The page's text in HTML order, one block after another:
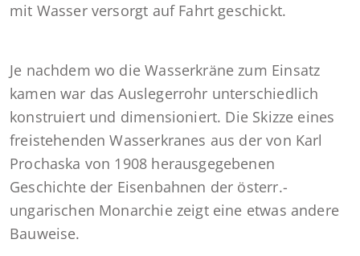
mit Wasser versorgt auf Fahrt geschickt.
Je nachdem wo die Wasserkräne zum Einsatz
kamen war das Auslegerrohr unterschiedlich
konstruiert und dimensioniert. Die Skizze eines
freistehenden Wasserkranes aus der von Karl
Prochaska von 1908 herausgegebenen
Geschichte der Eisenbahnen der österr.-
ungarischen Monarchie zeigt eine etwas andere
Bauweise.